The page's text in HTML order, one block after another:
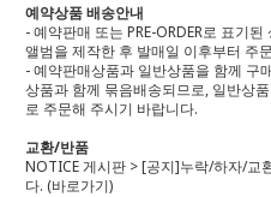
예약상품 배송안내
- 예약판매 또는 PRE-ORDER로 표기
앨범을 제작한 후 발매일 이후부터 주
- 예약판매상품과 일반상품을 함께 구
상품과 함께 묶음배송되므로, 일반상
로 주문해 주시기 바랍니다.
교환/반품
NOTICE 게시판 > [공지]누락/하자/교
다. (바로가기)